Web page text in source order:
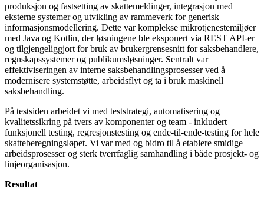
produksjon og fastsetting av skattemeldinger, integrasjon med
eksterne systemer og utvikling av rammeverk for generisk
informasjonsmodellering. Dette var komplekse mikrotjenestemiljøer
med Java og Kotlin, der løsningene ble eksponert via REST API-er
og tilgjengeliggjort for bruk av brukergrensesnitt for saksbehandlere,
regnskapssystemer og publikumsløsninger. Sentralt var
effektiviseringen av interne saksbehandlingsprosesser ved å
modernisere systemstøtte, arbeidsflyt og ta i bruk maskinell
saksbehandling.
På testsiden arbeidet vi med teststrategi, automatisering og
kvalitetssikring på tvers av komponenter og team - inkludert
funksjonell testing, regresjonstesting og ende-til-ende-testing for hele
skatteberegningsløpet. Vi var med og bidro til å etablere smidige
arbeidsprosesser og sterk tverrfaglig samhandling i både prosjekt- og
linjeorganisasjon.
Resultat